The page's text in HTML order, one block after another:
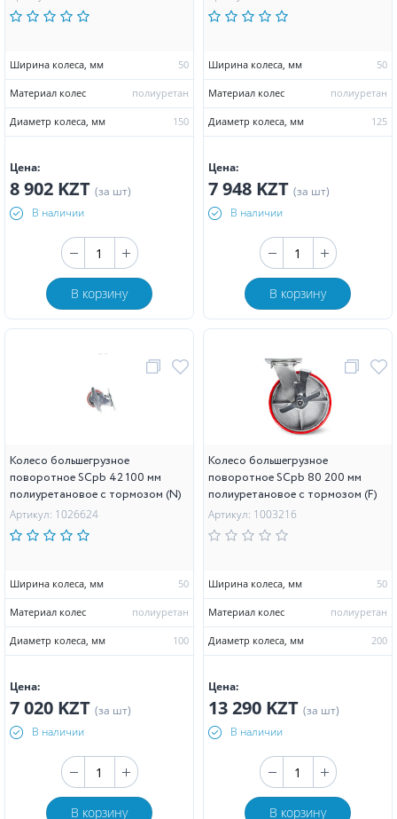
Ширина колеса, мм 50
Материал колес полиуретан
Диаметр колеса, мм 150
Цена:
8 902 KZT (за шт)
В наличии
В корзину
Ширина колеса, мм 50
Материал колес полиуретан
Диаметр колеса, мм 125
Цена:
7 948 KZT (за шт)
В наличии
В корзину
Колесо большегрузное
поворотное SCpb 42 100 мм
полиуретановое с тормозом (N)
Артикул: 1026624
Ширина колеса, мм 50
Материал колес полиуретан
Диаметр колеса, мм 100
Цена:
7 020 KZT (за шт)
В наличии
В корзину
Колесо большегрузное
поворотное SCpb 80 200 мм
полиуретановое с тормозом (F)
Артикул: 1003216
Ширина колеса, мм 50
Материал колес полиуретан
Диаметр колеса, мм 200
Цена:
13 290 KZT (за шт)
В наличии
В корзину